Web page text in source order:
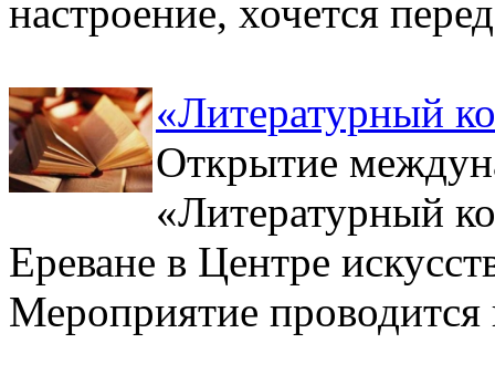
настроение, хочется
«Литературный
Открытие
«Литературный
Ереване в Центре
Мероприятие проводится